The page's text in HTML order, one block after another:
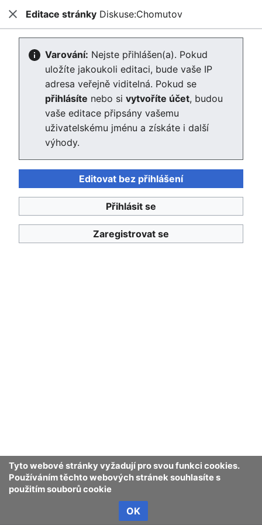
Enviwiki
Vytváření Diskuse:Chomutov
Editor se nyní načte. Pokud tuto zprávu stále vidíte po
několika sekundách, prosímobnovte stránku .
Zpět na stránku „Chomutov“.
Tyto webové stránky vyžadují pro svou funkci cookies.
Používáním těchto webových stránek souhlasíte s
použitím souborů cookie
OK
Ochrana osobních údajů Klasické
ZavřítEditace stránky Diskuse:Chomutov
Varování: Nejste přihlášen(a). Pokud
uložíte jakoukoli editaci, bude vaše IP
adresa veřejně viditelná. Pokud se
přihlásíte nebo si vytvoříte účet, budou
vaše editace připsány vašemu
uživatelskému jménu a získáte i další
výhody.
Editovat bez přihlášení
Přihlásit se
Zaregistrovat se